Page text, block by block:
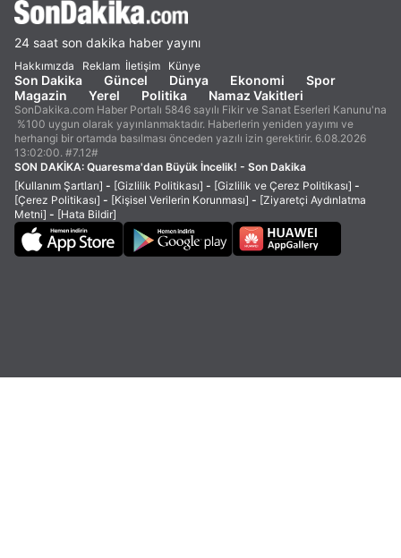
24 saat son dakika haber yayını
Hakkımızda Reklam İletişim Künye
Son Dakika Güncel Dünya Ekonomi
Spor
Magazin
Yerel Politika Namaz Vakitleri
SonDakika.com Haber Portalı 5846 sayılı Fikir ve Sanat Eserleri Kanunu'na
%100 uygun olarak yayınlanmaktadır. Haberlerin yeniden yayımı ve
herhangi bir ortamda basılması önceden yazılı izin gerektirir. 6.08.2026
13:02:00. #7.12#
SON DAKİKA: Quaresma'dan Büyük İncelik! - Son Dakika
[Kullanım Şartları] - [Gizlilik Politikası] - [Gizlilik ve Çerez Politikası] -
[Çerez Politikası] - [Kişisel Verilerin Korunması] - [Ziyaretçi Aydınlatma
Metni] - [Hata Bildir]